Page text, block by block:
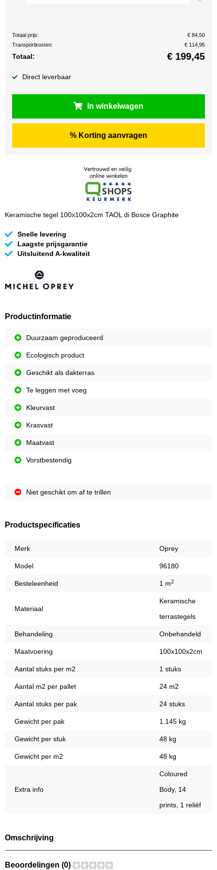
Totaal prijs:
€ 84,50
Transportkosten:
€ 114,95
Totaal: € 199,45
Direct leverbaar
In winkelwagen
% Korting aanvragen
Keramische tegel 100x100x2cm TAOL di Bosce Graphite
Snelle levering
Laagste prijsgarantie
Uitsluitend A-kwaliteit
Productinformatie
Duurzaam geproduceerd
Ecologisch product
Geschikt als dakterras
Te leggen met voeg
Kleurvast
Krasvast
Maatvast
Vorstbestendig
Niet geschikt om af te trillen
Productspecificaties
Merk Oprey
Model 96180
Besteleenheid 1 m2
Materiaal
Keramische
terrastegels
Behandeling Onbehandeld
Maatvoering 100x100x2cm
Aantal stuks per m2 1 stuks
Aantal m2 per pallet 24 m2
Aantal stuks per pak 24 stuks
Gewicht per pak 1.145 kg
Gewicht per stuk 48 kg
Gewicht per m2 48 kg
Extra info
Coloured
Body, 14
prints, 1 reliëf
Omschrijving
Beoordelingen (0)